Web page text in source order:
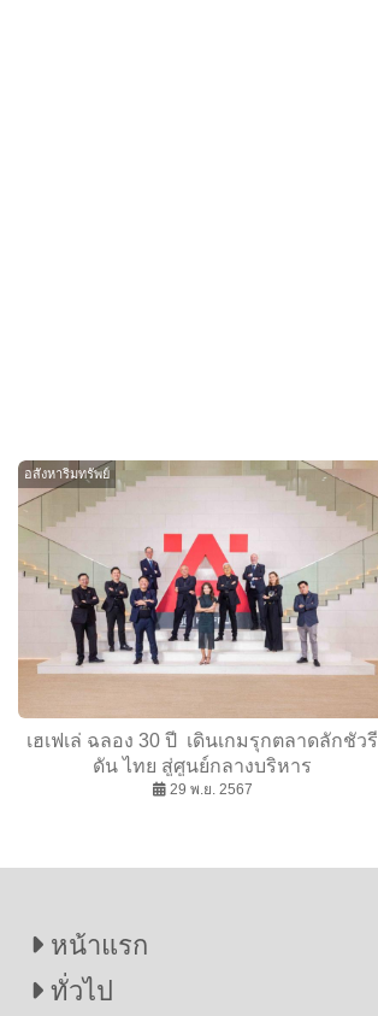
อสังหาริมทรัพย์
เฮเฟเล่ ฉลอง 30 ปี เดินเกมรุกตลาดลักชัวรี
ดัน ไทย สู่ศูนย์กลางบริหาร
29 พ.ย. 2567
หน้าแรก
ทั่วไป